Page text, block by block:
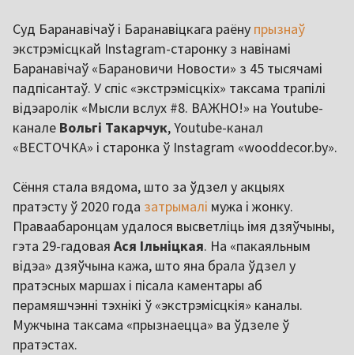
Суд Баранавічаў і Баранавіцкага раёну прызнаў
экстрэмісцкай Instagram-старонку з навінамі
Баранавічаў «Барановичи Новости» з 45 тысячамі
падпісантаў. У спіс «экстрэмісцкіх» таксама трапілі
відэаролік «Мысли вслух #8. ВАЖНО!» на Youtube-
канале Вольгі Такарчук, Youtube-канал
«ВЕСТОЧКА» і старонка ў Instagram «wooddecor.bу».
Сёння стала вядома, што за ўдзел у акцыях
пратэсту ў 2020 года затрымалі мужа і жонку.
Праваабаронцам удалося высветліць імя дзяўчыны,
гэта 29-гадовая Ася Ільніцкая. На «пакаяльным
відэа» дзяўчына кажа, што яна брала ўдзел у
пратэсных маршах і пісала каментары аб
перамяшчэнні тэхнікі ў «экстрэмісцкія» каналы.
Мужчына таксама «прызнаецца» ва ўдзеле ў
пратэстах.